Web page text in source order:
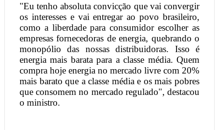
"Eu tenho absoluta convicção que vai convergir
os interesses e vai entregar ao povo brasileiro,
como a liberdade para consumidor escolher as
empresas fornecedoras de energia, quebrando o
monopólio das nossas distribuidoras. Isso é
energia mais barata para a classe média. Quem
compra hoje energia no mercado livre com 20%
mais barato que a classe média e os mais pobres
que consomem no mercado regulado", destacou
o ministro.